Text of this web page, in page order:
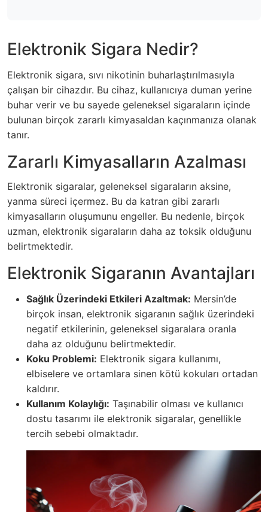
Elektronik Sigara Nedir?
Elektronik sigara, sıvı nikotinin buharlaştırılmasıyla
çalışan bir cihazdır. Bu cihaz, kullanıcıya duman yerine
buhar verir ve bu sayede geleneksel sigaraların içinde
bulunan birçok zararlı kimyasaldan kaçınmanıza olanak
tanır.
Zararlı Kimyasalların Azalması
Elektronik sigaralar, geleneksel sigaraların aksine,
yanma süreci içermez. Bu da katran gibi zararlı
kimyasalların oluşumunu engeller. Bu nedenle, birçok
uzman, elektronik sigaraların daha az toksik olduğunu
belirtmektedir.
Elektronik Sigaranın Avantajları
Sağlık Üzerindeki Etkileri Azaltmak: Mersin’de
birçok insan, elektronik sigaranın sağlık üzerindeki
negatif etkilerinin, geleneksel sigaralara oranla
daha az olduğunu belirtmektedir.
Koku Problemi: Elektronik sigara kullanımı,
elbiselere ve ortamlara sinen kötü kokuları ortadan
kaldırır.
Kullanım Kolaylığı: Taşınabilir olması ve kullanıcı
dostu tasarımı ile elektronik sigaralar, genellikle
tercih sebebi olmaktadır.